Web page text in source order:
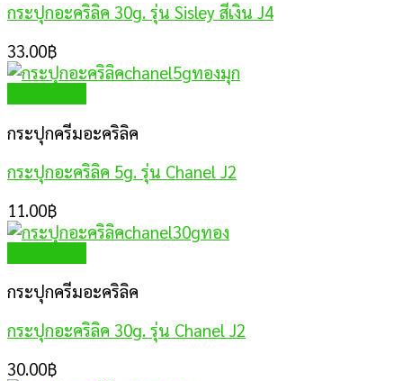
กระปุกอะคริลิค 30g. รุ่น Sisley สีเงิน J4
33.00฿
กระปุกครีมอะคริลิค
กระปุกอะคริลิค 5g. รุ่น Chanel J2
11.00฿
กระปุกครีมอะคริลิค
กระปุกอะคริลิค 30g. รุ่น Chanel J2
30.00฿